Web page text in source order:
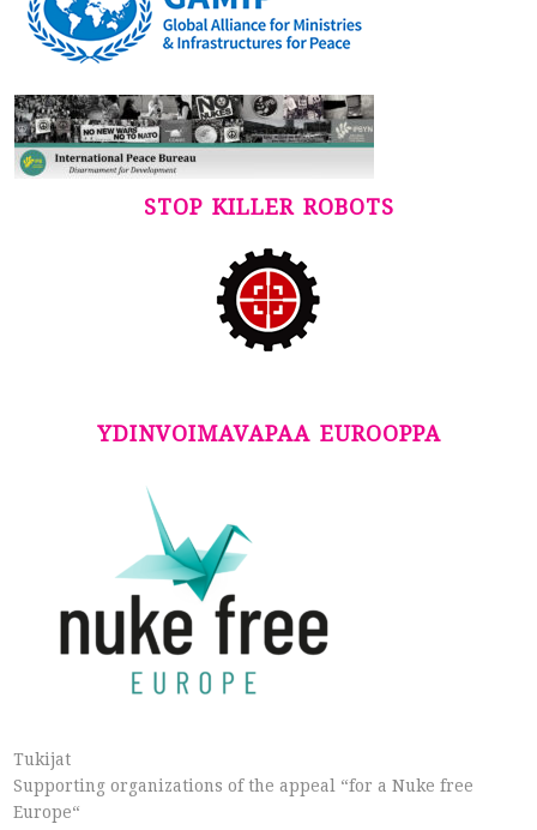
STOP KILLER ROBOTS
YDINVOIMAVAPAA EUROOPPA
Tukijat
Supporting organizations of the appeal “for a Nuke free
Europe“